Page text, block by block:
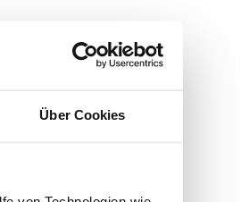
Über Cookies